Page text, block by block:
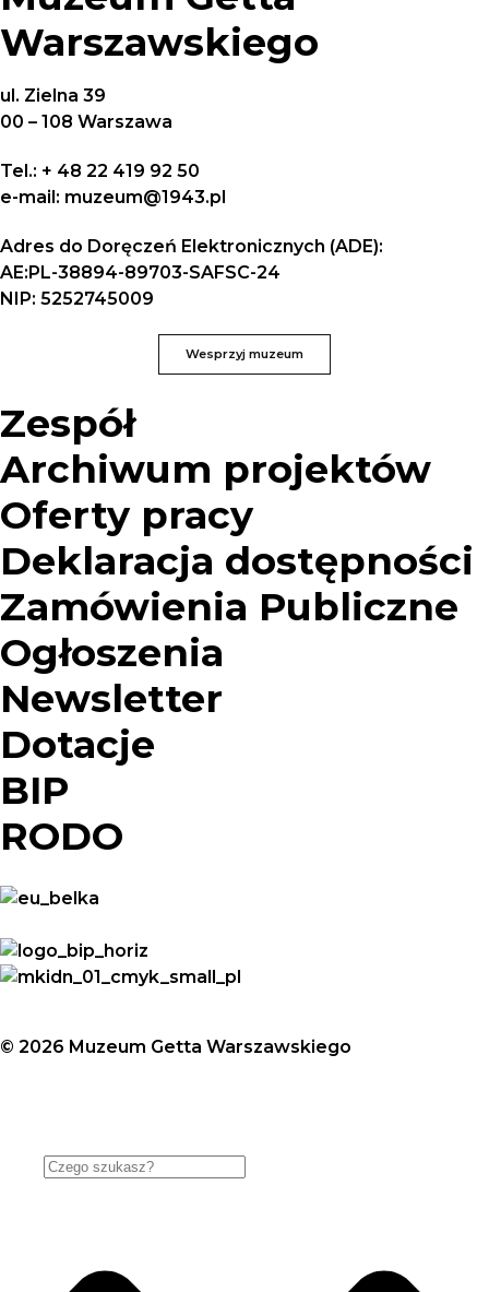
Warszawskiego
ul. Zielna 39
00 – 108 Warszawa
Tel.: + 48 22 419 92 50
e-mail: muzeum@1943.pl
Adres do Doręczeń Elektronicznych (ADE):
AE:PL-38894-89703-SAFSC-24
NIP: 5252745009
Wesprzyj muzeum
Zespół
Archiwum projektów
Oferty pracy
Deklaracja dostępności
Zamówienia Publiczne
Ogłoszenia
Newsletter
Dotacje
BIP
RODO
© 2026 Muzeum Getta Warszawskiego